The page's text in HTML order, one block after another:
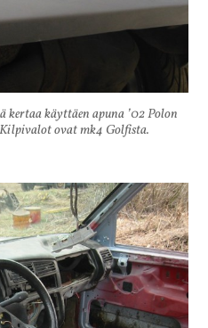
kertaa käyttäen apuna ’02 Polon
ovat mk4 Golfista.